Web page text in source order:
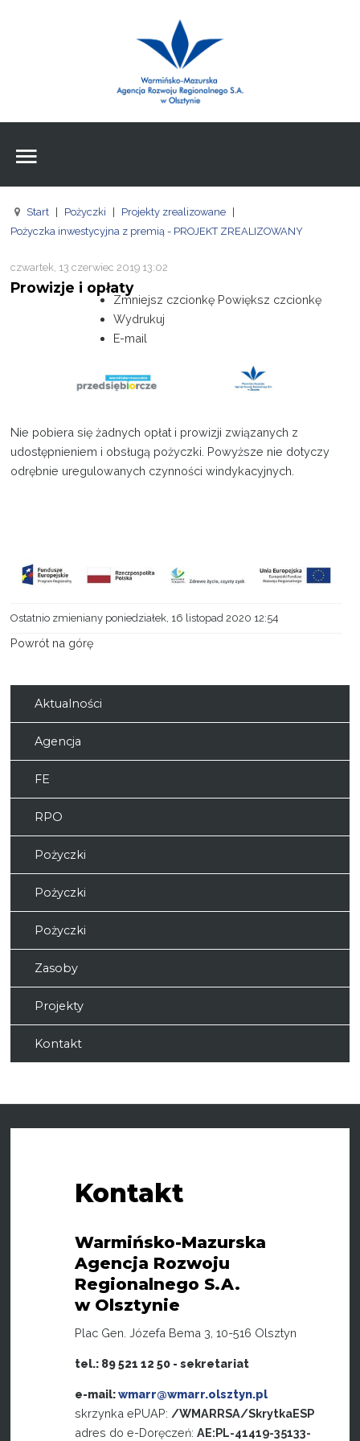
Agencja
FE
Pożyczki
Kontakt
Znajdźna stronie
Wpisz czego szukasz
Start Pożyczki Projekty zrealizowane
Pożyczka inwestycyjna z premią - PROJEKT ZREALIZOWANY
czwartek, 13 czerwiec 2019 13:02
Prowizje i opłaty
Zmniejsz czcionkę Powiększ czcionkę
Wydrukuj
E-mail
Nie pobiera się żadnych opłat i prowizji związanych z
udostępnieniem i obsługą pożyczki. Powyższe nie dotyczy
odrębnie uregulowanych czynności windykacyjnych.
Ostatnio zmieniany poniedziałek, 16 listopad 2020 12:54
Powrót na górę
Aktualności
Agencja
FE
RPO
Pożyczki
Pożyczki
Pożyczki
Zasoby
Projekty
Kontakt
Kontakt
Warmińsko-Mazurska
Agencja Rozwoju
Regionalnego S.A.
w Olsztynie
Plac Gen. Józefa Bema 3, 10-516 Olsztyn
tel.: 89 521 12 50 - sekretariat
e-mail:wmarr@wmarr.olsztyn.pl
skrzynka ePUAP: /WMARRSA/SkrytkaESP
adres do e-Doręczeń:AE:PL-41419-35133-